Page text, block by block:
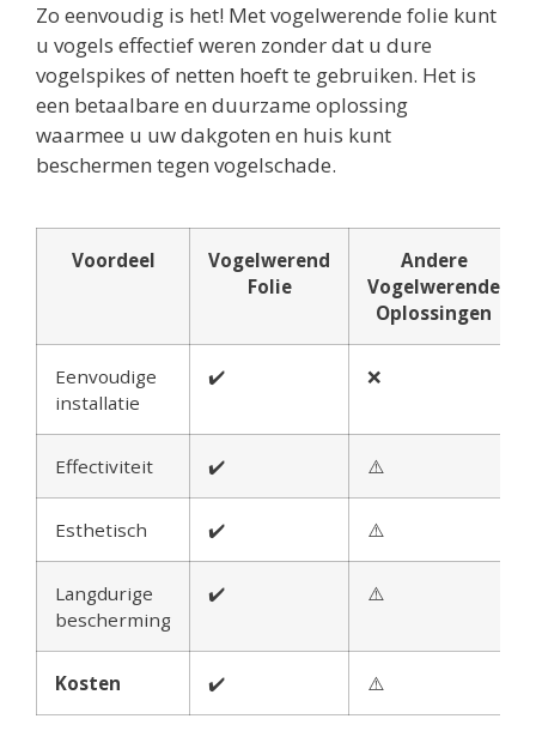
Zo eenvoudig is het! Met vogelwerende folie kunt
u vogels effectief weren zonder dat u dure
vogelspikes of netten hoeft te gebruiken. Het is
een betaalbare en duurzame oplossing
waarmee u uw dakgoten en huis kunt
beschermen tegen vogelschade.
Voordeel
Vogelwerend
Folie
Andere
Vogelwerende
Oplossingen
Eenvoudige
installatie
✔️ ❌
Effectiviteit ✔️ ⚠️
Esthetisch ✔️ ⚠️
Langdurige
bescherming
✔️ ⚠️
Kosten ✔️ ⚠️